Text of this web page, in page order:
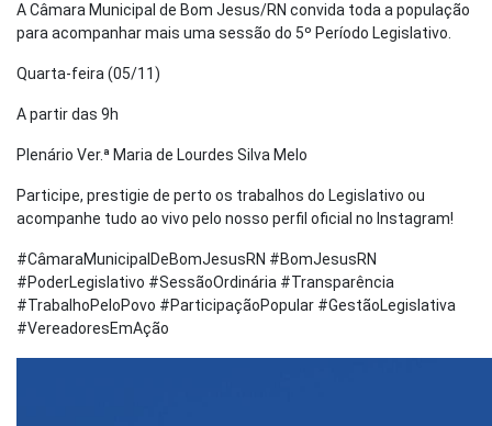
A Câmara Municipal de Bom Jesus/RN convida toda a população
para acompanhar mais uma sessão do 5º Período Legislativo.
Quarta-feira (05/11)
A partir das 9h
Plenário Ver.ª Maria de Lourdes Silva Melo
Participe, prestigie de perto os trabalhos do Legislativo ou
acompanhe tudo ao vivo pelo nosso perfil oficial no Instagram!
#CâmaraMunicipalDeBomJesusRN #BomJesusRN
#PoderLegislativo #SessãoOrdinária #Transparência
#TrabalhoPeloPovo #ParticipaçãoPopular #GestãoLegislativa
#VereadoresEmAção